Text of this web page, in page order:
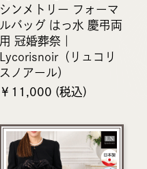
シンメトリー フォーマ
ルバッグ はっ水 慶弔両
用 冠婚葬祭｜
Lycorisnoir（リュコリ
スノアール）
￥11,000 (税込)